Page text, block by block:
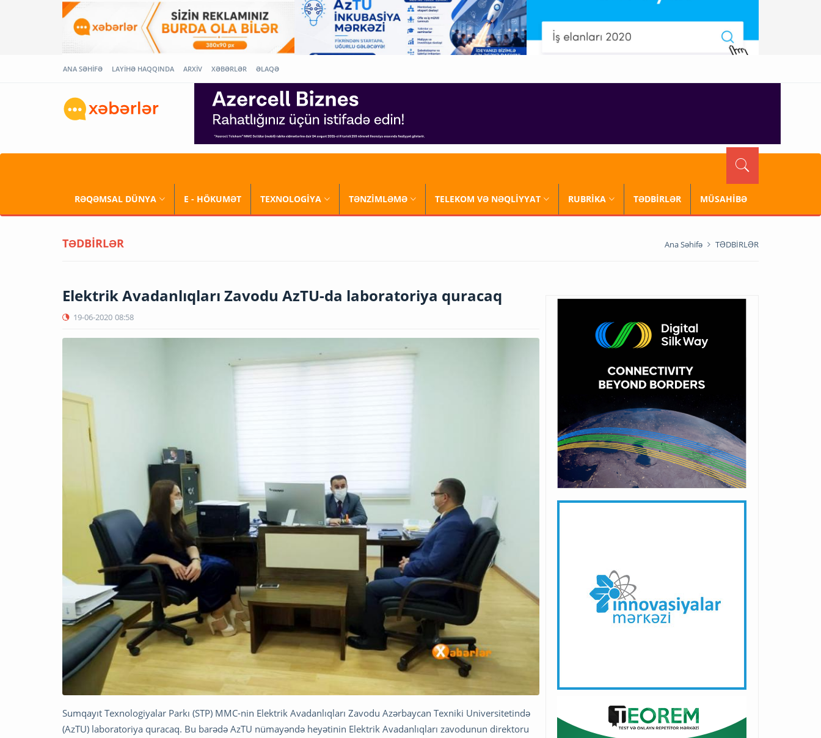
ANA SƏHİFƏ LAYİHƏ HAQQINDA ARXİV XƏBƏRLƏR ƏLAQƏ
RƏQƏMSAL DÜNYA E - HÖKUMƏT TEXNOLOGİYA TƏNZİMLƏMƏ TELEKOM VƏ NƏQLİYYAT RUBRİKA TƏDBİRLƏR MÜSAHİBƏ
TƏDBİRLƏR Ana Səhifə TƏDBİRLƏR
Elektrik Avadanlıqları Zavodu AzTU-da laboratoriya quracaq
19-06-2020 08:58
Sumqayıt Texnologiyalar Parkı (STP) MMC-nin Elektrik Avadanlıqları Zavodu Azərbaycan Texniki Universitetində
(AzTU) laboratoriya quracaq. Bu barədə AzTU nümayəndə heyətinin Elektrik Avadanlıqları zavodunun direktoru